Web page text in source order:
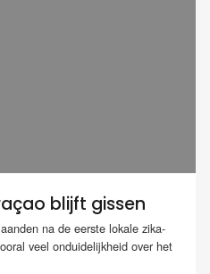
blijft gissen
na de eerste lokale zika-
veel onduidelijkheid over het